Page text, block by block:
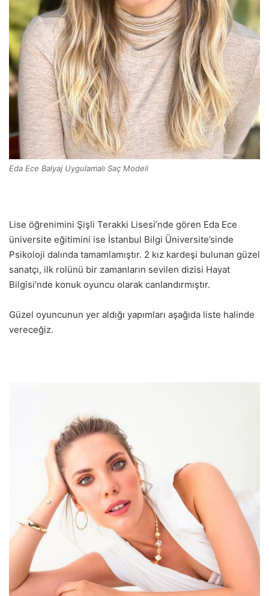
Eda Ece Balyaj Uygulamalı Saç Modeli
Lise öğrenimini Şişli Terakki Lisesi’nde gören Eda Ece
üniversite eğitimini ise İstanbul Bilgi Üniversite’sinde
Psikoloji dalında tamamlamıştır. 2 kız kardeşi bulunan güzel
sanatçı, ilk rolünü bir zamanların sevilen dizisi Hayat
Bilgisi’nde konuk oyuncu olarak canlandırmıştır.
Güzel oyuncunun yer aldığı yapımları aşağıda liste halinde
vereceğiz.